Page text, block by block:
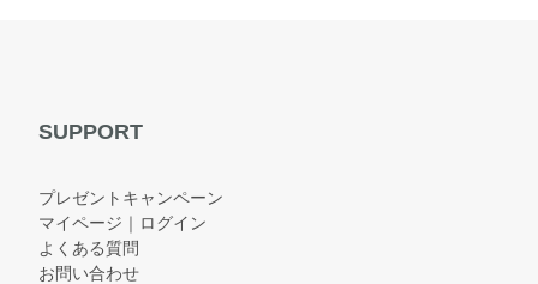
SUPPORT
プレゼントキャンペーン
マイページ｜ログイン
よくある質問
お問い合わせ